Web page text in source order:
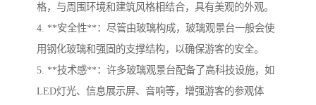
格，与周围环境和建筑风格相结合，具有美观的外观。
4. **安全性**：尽管由玻璃构成，玻璃观景台一般会使
用钢化玻璃和强固的支撑结构，以确保游客的安全。
5. **技术感**：许多玻璃观景台配备了高科技设施，如
LED灯光、信息展示屏、音响等，增强游客的参观体